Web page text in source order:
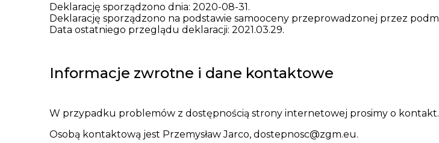
Deklarację sporządzono dnia: 2020-08-31.
Deklarację sporządzono na podstawie samooceny przeprowadzonej przez
Data ostatniego przeglądu deklaracji: 2021.03.29.
Informacje zwrotne i dane kontaktowe
W przypadku problemów z dostępnością strony internetowej prosimy o kontakt.
Osobą kontaktową jest Przemysław Jarco, dostepnosc@zgm.eu.